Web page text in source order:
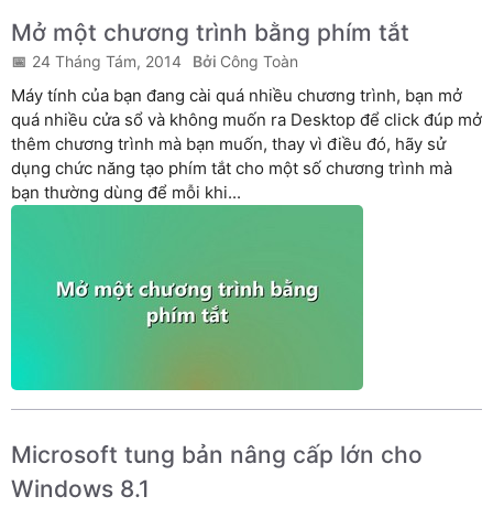
Mở một chương trình bằng phím tắt
24 Tháng Tám, 2014 Công Toàn
Máy tính của bạn đang cài quá nhiều chương trình, bạn mở
quá nhiều cửa sổ và không muốn ra Desktop để click đúp mở
thêm chương trình mà bạn muốn, thay vì điều đó, hãy sử
dụng chức năng tạo phím tắt cho một số chương trình mà
bạn thường dùng để mỗi khi...
Microsoft tung bản nâng cấp lớn cho
Windows 8.1